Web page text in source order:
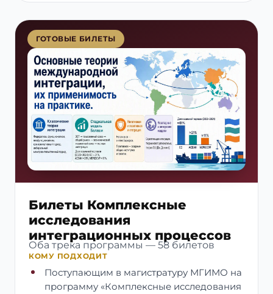
ГОТОВЫЕ БИЛЕТЫ
Билеты Комплексные
исследования
интеграционных процессов
Оба трека программы — 58 билетов
КОМУ ПОДХОДИТ
Поступающим в магистратуру МГИМО на
программу «Комплексные исследования